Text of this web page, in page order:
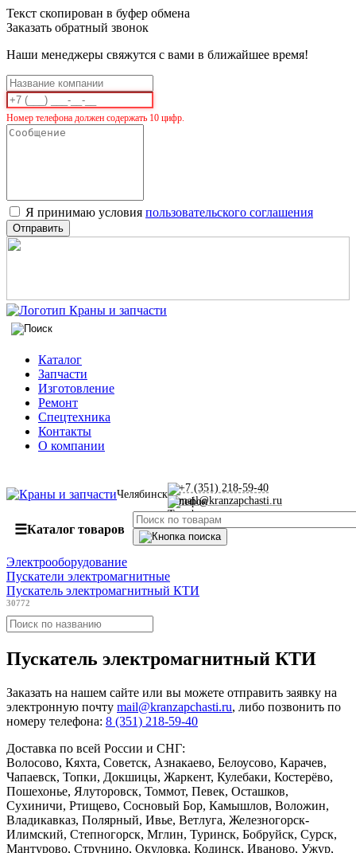
Текст скопирован в буфер обмена
Заказать обратный звонок
Наши менеджеры свяжутся с вами в ближайшее время!
Номер телефона должен содержать 10 цифр.
Я принимаю условия пользовательского соглашения
Отправить
Каталог
Запчасти
Изготовление
Ремонт
Спецтехника
Контакты
О компании
Челябинск
+7 (351) 218-59-40
mail@kranzapchasti.ru
☰Каталог товаров
Электрооборудование
Пускатели электромагнитные
Пускатель электромагнитный КТИ
30772
Пускатель электромагнитный КТИ
Заказать на нашем сайте или вы можете отправить заявку на
электронную почту mail@kranzapchasti.ru, либо позвонить по
номеру телефона: 8 (351) 218-59-40
Доставка по всей России и СНГ:
Волосово, Кяхта, Советск, Азнакаево, Белоусово, Карачев,
Чапаевск, Топки, Докшицы, Жаркент, Кулебаки, Костерёво,
Пошехонье, Ялуторовск, Томмот, Певек, Осташков,
Сухиничи, Ртищево, Сосновый Бор, Камышлов, Воложин,
Владикавказ, Полярный, Ивье, Ветлуга, Железногорск-
Илимский, Степногорск, Мглин, Туринск, Бобруйск, Сурск,
Мантурово, Струнино, Окуловка, Кодинск, Иваново, Ужур,